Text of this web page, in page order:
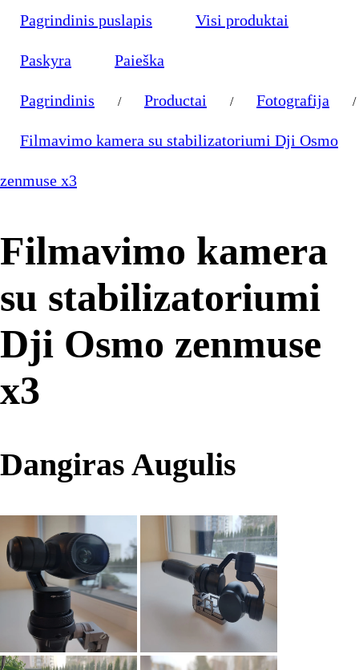
Pagrindinis puslapis Visi produktai
Paskyra Paieška
Pagrindinis / Productai / Fotografija /
Filmavimo kamera su stabilizatoriumi Dji Osmo
zenmuse x3
Filmavimo kamera
su stabilizatoriumi
Dji Osmo zenmuse
x3
Dangiras Augulis